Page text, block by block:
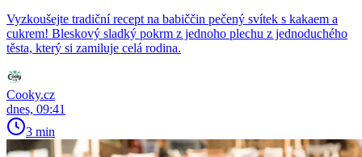
Vyzkoušejte tradiční recept na babiččin pečený svítek s kakaem a
cukrem! Bleskový sladký pokrm z jednoho plechu z jednoduchého
těsta, který si zamiluje celá rodina.
Cooky.cz
dnes, 09:41
3 min